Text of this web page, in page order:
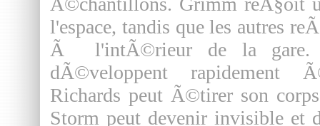
l'espace, tandis que les autres
Ã l'intÃ©rieur de la
dÃ©veloppent rapidement
Richards peut Ã©tirer son
Storm peut devenir invisible